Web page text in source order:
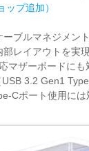
プ追加）
ブルマネジメン
部レイアウトを実
マザーボードにも
3.2 Gen1
Cポート使用には